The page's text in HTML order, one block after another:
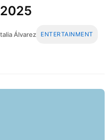
Álvarez ENTERTAINMENT